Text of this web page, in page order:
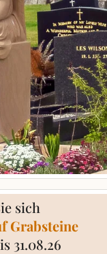
sich
Grabsteine
31.08.26